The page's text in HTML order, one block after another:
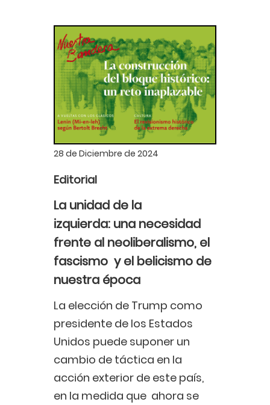
28 de Diciembre de 2024
Editorial
La unidad de la
izquierda: una necesidad
frente al neoliberalismo, el
fascismo y el belicismo de
nuestra época
La elección de Trump como
presidente de los Estados
Unidos puede suponer un
cambio de táctica en la
acción exterior de este país,
en la medida que ahora se